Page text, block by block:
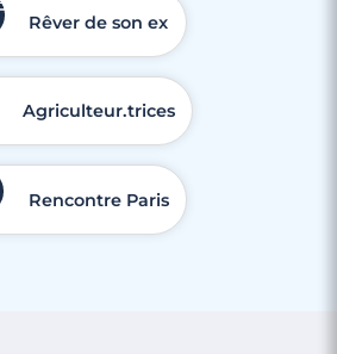
Rêver de son ex
Agriculteur.trices
Rencontre Paris